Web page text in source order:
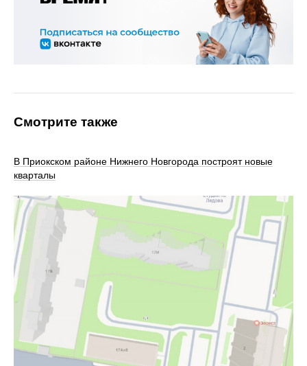
Смотрите также
В Приокском районе Нижнего Новгорода построят новые
кварталы